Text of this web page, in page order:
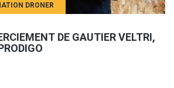
DRONER
DE GAUTIER VELTRI,